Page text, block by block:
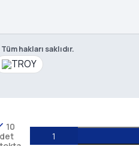
hakları saklıdır.
10